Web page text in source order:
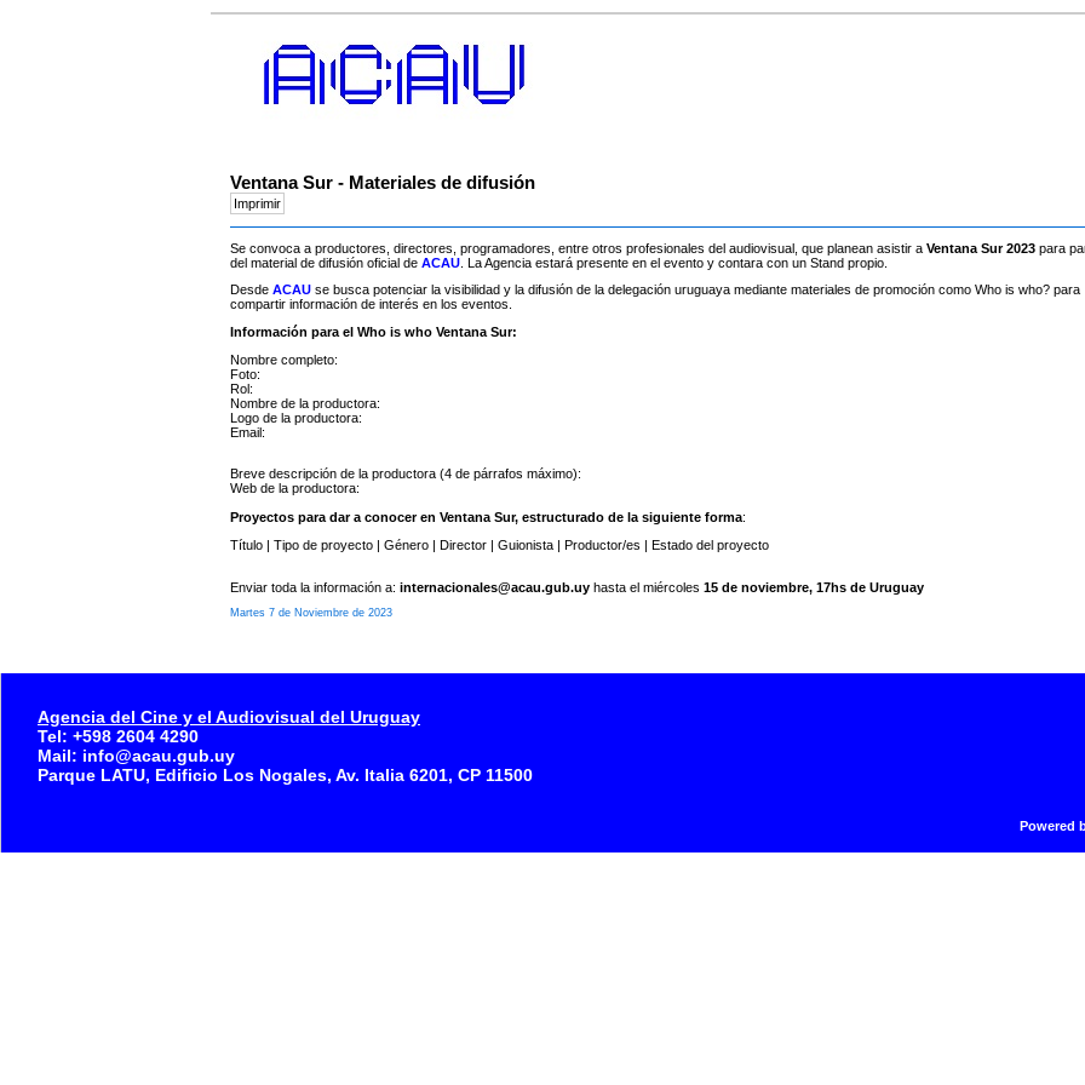
Ventana Sur - Materiales de difusión
Se convoca a productores, directores, programadores, entre otros profesionales del audiovisual, que planean asistir a Ventana Sur 2023para
del material de difusión oficial de ACAU. La Agencia estará presente en el evento y contara con un Stand propio.
Desde ACAUse busca potenciar la visibilidad y la difusión de la delegación uruguaya mediante materiales de promoción como Who is who? para
compartir información de interés en los eventos.
Información para el Who is who Ventana Sur:
Nombre completo:
Foto:
Rol:
Nombre de la productora:
Logo de la productora:
Email:
Breve descripción de la productora (4 de párrafos máximo):
Web de la productora:
Proyectos para dar a conocer en Ventana Sur, estructurado de la siguiente forma:
Título | Tipo de proyecto | Género | Director | Guionista | Productor/es | Estado del proyecto
Enviar toda la información a: internacionales@acau.gub.uyhasta el miércoles 15 de noviembre, 17hs de Uruguay
Martes 7 de Noviembre de 2023
Agencia del Cine y el Audiovisual del Uruguay
Tel: +598 2604 4290
Mail: info@acau.gub.uy
Parque LATU, Edificio Los Nogales, Av. Italia 6201, CP 11500
Powered